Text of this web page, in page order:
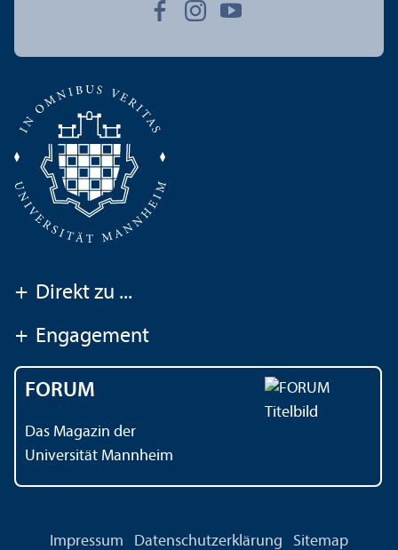
+ Direkt zu ...
+ Engagement
FORUM
Das Magazin der
Universität Mannheim
Impressum Datenschutz­erklärung Sitemap